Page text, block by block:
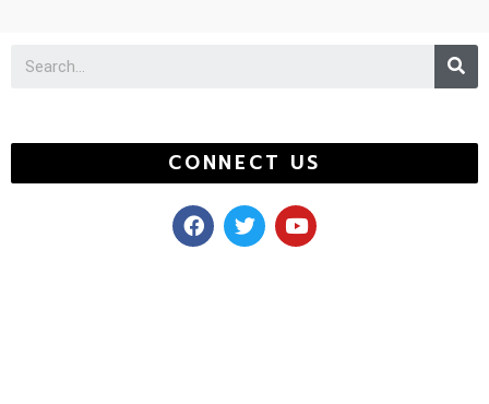
CONNECT US
F
a
c
T
w
i
Y
o
u